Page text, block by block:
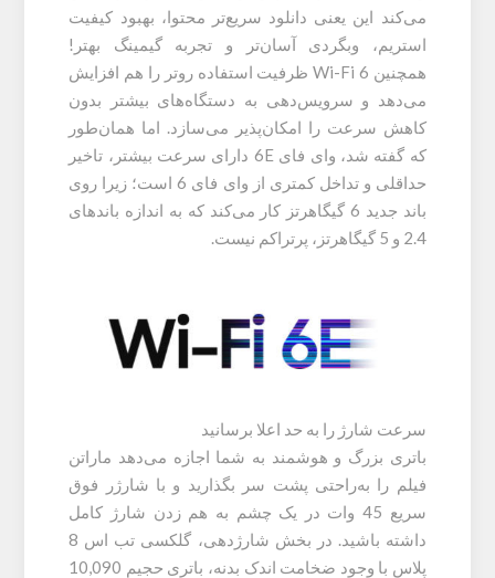
می‌کند این یعنی دانلود سریع‌تر محتوا، بهبود کیفیت
استریم، وبگردی آسان‌تر و تجربه گیمینگ بهتر!
همچنین Wi-Fi 6 ظرفیت استفاده روتر را هم افزایش
می‌دهد و سرویس‌دهی به دستگاه‌های بیشتر بدون
کاهش سرعت را امکان‌پذیر می‌سازد. اما همان‌طور
که گفته شد، وای فای 6E دارای سرعت بیشتر، تاخیر
حداقلی و تداخل کمتری از وای فای 6 است؛ زیرا روی
باند جدید 6 گیگاهرتز کار می‌کند که به اندازه باندهای
2.4 و 5 گیگاهرتز، پرتراکم نیست.
سرعت شارژ را به حد اعلا برسانید
باتری بزرگ و هوشمند به شما اجازه می‌دهد ماراتن
فیلم را به‌راحتی پشت سر بگذارید و با شارژر فوق
سریع 45 وات در یک چشم به هم زدن شارژ کامل
داشته باشید. در بخش شارژدهی، گلکسی تب اس 8
پلاس با وجود ضخامت اندک بدنه، باتری حجیم 10,090